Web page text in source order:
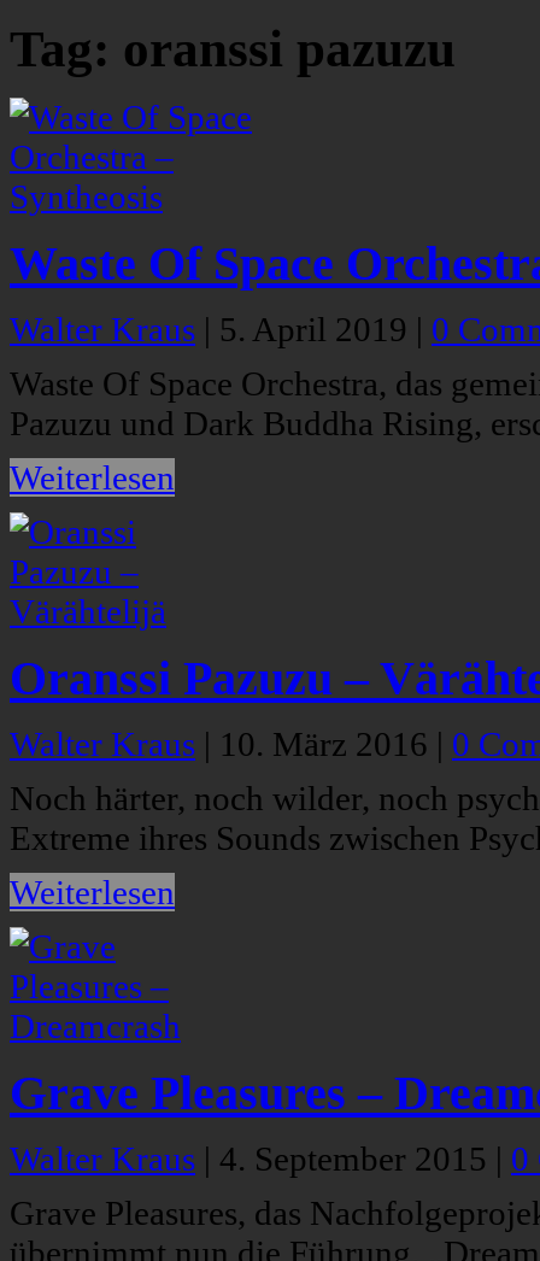
Tag: oranssi pazuzu
Waste Of Space
Walter Kraus | 5. April 2019 | 0
Waste Of Space Orchestra, das
Pazuzu und Dark Buddha Rising,
Weiterlesen
Oranssi Pazuzu –
Walter Kraus | 10. März 2016 | 0
Noch härter, noch wilder, noch
Extreme ihres Sounds zwischen
Weiterlesen
Grave Pleasures –
Walter Kraus | 4. September 2015 | 0
Grave Pleasures, das
übernimmt nun die Führung.